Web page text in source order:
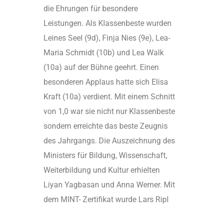
die Ehrungen für besondere
Leistungen. Als Klassenbeste wurden
Leines Seel (9d), Finja Nies (9e), Lea-
Maria Schmidt (10b) und Lea Walk
(10a) auf der Bühne geehrt. Einen
besonderen Applaus hatte sich Elisa
Kraft (10a) verdient. Mit einem Schnitt
von 1,0 war sie nicht nur Klassenbeste
sondern erreichte das beste Zeugnis
des Jahrgangs. Die Auszeichnung des
Ministers für Bildung, Wissenschaft,
Weiterbildung und Kultur erhielten
Liyan Yagbasan und Anna Werner. Mit
dem MINT- Zertifikat wurde Lars Ripl